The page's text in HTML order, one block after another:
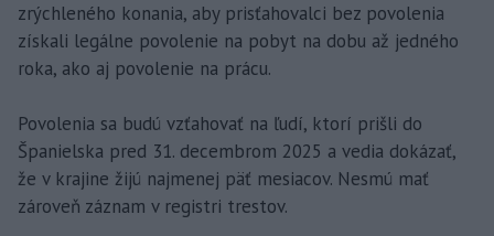
zrýchleného konania, aby prisťahovalci bez povolenia
získali legálne povolenie na pobyt na dobu až jedného
roka, ako aj povolenie na prácu.
Povolenia sa budú vzťahovať na ľudí, ktorí prišli do
Španielska pred 31. decembrom 2025 a vedia dokázať,
že v krajine žijú najmenej päť mesiacov. Nesmú mať
zároveň záznam v registri trestov.